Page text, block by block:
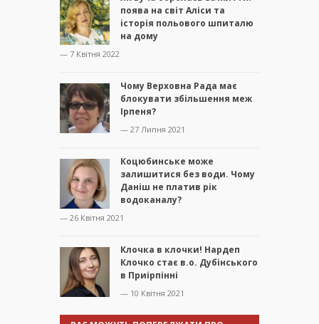
поява на світ Аліси та
історія польового шпиталю
на дому
— 7 Квітня 2022
Чому Верховна Рада має
блокувати збільшення меж
Ірпеня?
— 27 Липня 2021
Коцюбинське може
залишитися без води. Чому
Даніш не платив рік
водоканалу?
— 26 Квітня 2021
Клочка в клочки! Нардеп
Клочко стає в.о. Дубінського
в Приірпінні
— 10 Квітня 2021